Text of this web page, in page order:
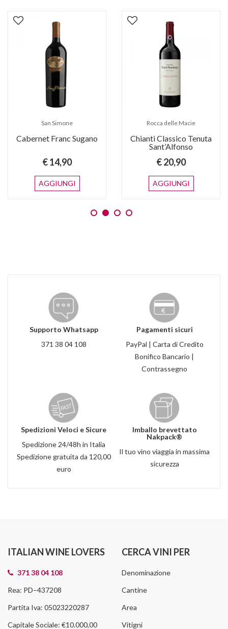
San Simone
Cabernet Franc Sugano
€ 14,90
AGGIUNGI
Rocca delle Macie
Chianti Classico Tenuta
Sant’Alfonso
€ 20,90
AGGIUNGI
Supporto Whatsapp
371 38 04 108
Pagamenti sicuri
PayPal | Carta di Credito
Bonifico Bancario |
Contrassegno
Spedizioni Veloci e Sicure
Spedizione 24/48h in Italia
Spedizione gratuita da 120,00
euro
Imballo brevettato
Nakpack®
Il tuo vino viaggia in massima
sicurezza
ITALIAN WINE LOVERS
371 38 04 108
Rea: PD–437208
Partita Iva: 05023220287
Capitale Sociale: €10.000,00
CERCA VINI PER
Denominazione
Cantine
Area
Vitigni